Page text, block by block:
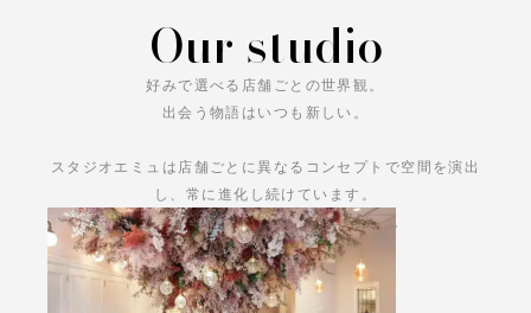
Our studio
好みで選べる店舗ごとの世界観。
出会う物語はいつも新しい。
スタジオエミュは店舗ごとに異なるコンセプトで空間を演出
し、常に進化し続けています。
あなただけの物語をお楽しみください。